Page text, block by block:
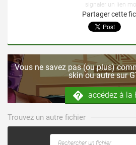
signaler un lien
Partager cette
Vous ne savez pas (ou plus)
skin ou autre sur
accédez à la
Trouvez un autre fichier